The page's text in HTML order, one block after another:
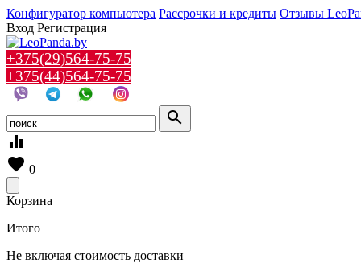
Конфигуратор компьютера Рассрочки и кредиты Отзывы
Вход Регистрация
+375(29)564-75-75
+375(44)564-75-75
search
equalizer
favorite 0
Корзина
Итого
Не включая стоимость доставки